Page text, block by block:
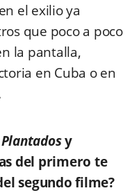
el exilio ya
que poco a poco
la pantalla,
en Cuba o en
Plantadosy
del primero te
segundo filme?